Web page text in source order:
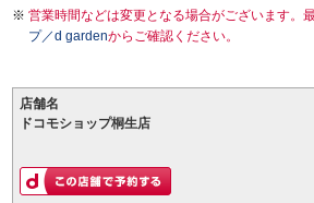
営業時間などは変更となる場合がございます。
プ／d gardenからご確認ください。
店舗名
ドコモショップ桐生店